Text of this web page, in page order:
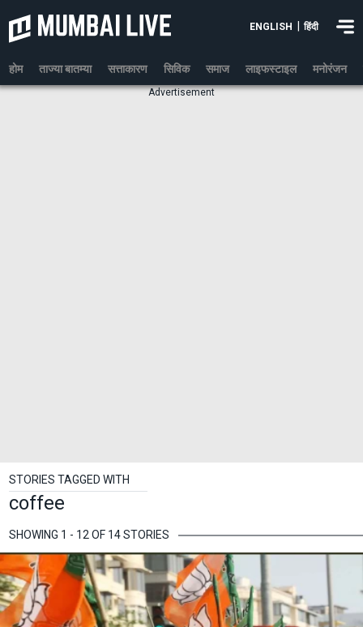
ENGLISH हिंदी
होम ताज्या बातम्या सत्ताकारण सिविक समाज लाइफस्टाइल मनोरंजन
Advertisement
STORIES TAGGED WITH
coffee
SHOWING 1 - 12 OF 14 STORIES